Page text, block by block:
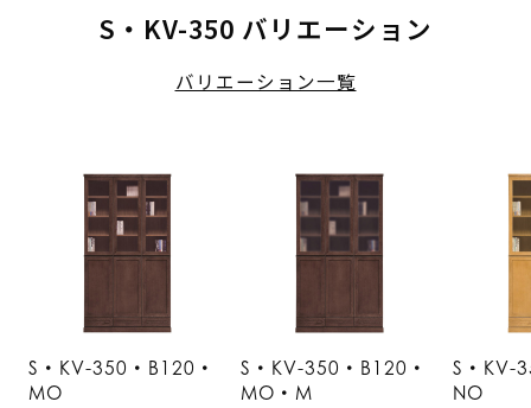
S・KV-350 バリエーション
バリエーション一覧
S・KV-350・B120・
MO
S・KV-350・B120・
MO・M
S・KV-
NO